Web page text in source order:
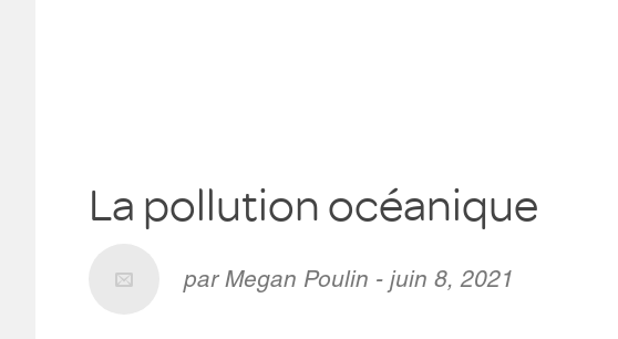
La pollution océanique
par Megan Poulin - juin 8, 2021